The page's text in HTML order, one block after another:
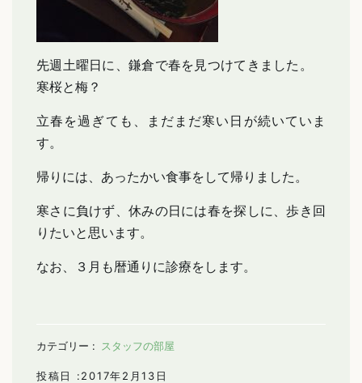
先週土曜日に、鎌倉で春を見つけてきました。
寒桜と梅？
立春を過ぎても、まだまだ寒い日が続いていま
す。
帰りには、あったかい食事をして帰りました。
寒さに負けず、休みの日には春を探しに、歩き回
りたいと思います。
なお、３月も暦通りに診療をします。
カテゴリー : スタッフの部屋
投稿日 :2017年2月13日